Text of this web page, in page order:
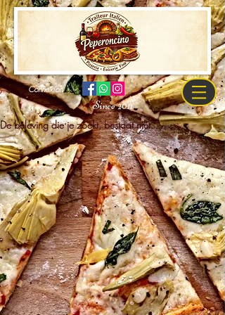
Connexion
Since 2011
De beleving die je zoekt, bestaat niet.